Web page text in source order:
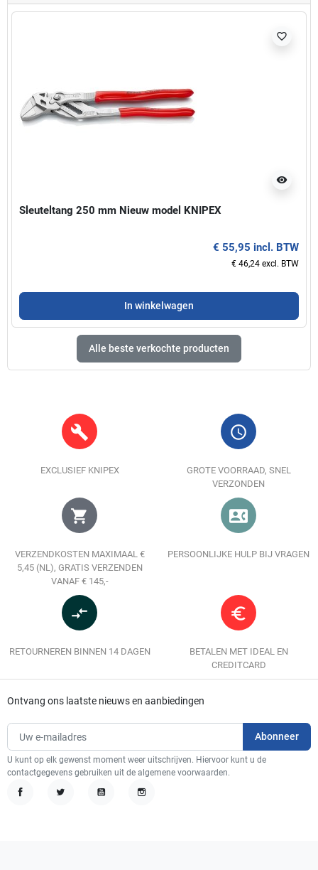
visibility
favorite_border
Sleuteltang 250 mm Nieuw model KNIPEX
€ 55,95 incl. BTW
€ 46,24 excl. BTW
In winkelwagen
Alle beste verkochte producten
build
EXCLUSIEF KNIPEX
query_builder
GROTE VOORRAAD, SNEL
VERZONDEN
shopping_cart
VERZENDKOSTEN MAXIMAAL €
5,45 (NL), GRATIS VERZENDEN
VANAF € 145,-
contact_phone
PERSOONLIJKE HULP BIJ VRAGEN
compare_arrows
RETOURNEREN BINNEN 14 DAGEN
euro_symbol
BETALEN MET IDEAL EN
CREDITCARD
Ontvang ons laatste nieuws en aanbiedingen
U kunt op elk gewenst moment weer uitschrijven. Hiervoor kunt u de
contactgegevens gebruiken uit de algemene voorwaarden.